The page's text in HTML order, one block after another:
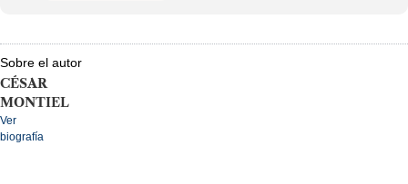
Sobre el autor
CÉSAR
MONTIEL
Ver
biografía